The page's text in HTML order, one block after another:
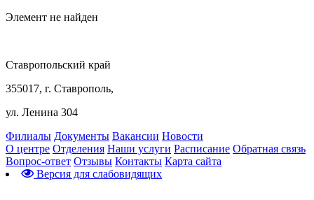
Элемент не найден
Ставропольский край
355017, г. Ставрополь,
ул. Ленина 304
Филиалы Документы Вакансии Новости
О центре Отделения Наши услуги Расписание Обратная связь
Вопрос-ответ Отзывы Контакты Карта сайта
Версия для слабовидящих